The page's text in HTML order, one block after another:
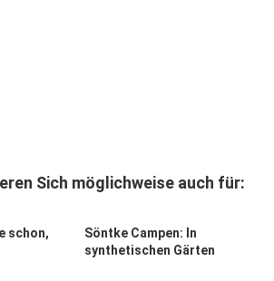
Sich möglichweise auch für:
schon,
Söntke Campen: In
synthetischen Gärten